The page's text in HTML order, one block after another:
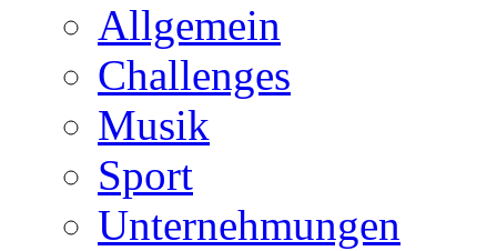
Allgemein
Challenges
Musik
Sport
Unternehmungen